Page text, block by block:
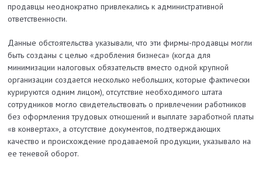
продавцы неоднократно привлекались к административной
ответственности.
Данные обстоятельства указывали, что эти фирмы-продавцы могли
быть созданы с целью «дробления бизнеса» (когда для
минимизации налоговых обязательств вместо одной крупной
организации создается несколько небольших, которые фактически
курируются одним лицом), отсутствие необходимого штата
сотрудников могло свидетельствовать о привлечении работников
без оформления трудовых отношений и выплате заработной платы
«в конвертах», а отсутствие документов, подтверждающих
качество и происхождение продаваемой продукции, указывало на
ее теневой оборот.